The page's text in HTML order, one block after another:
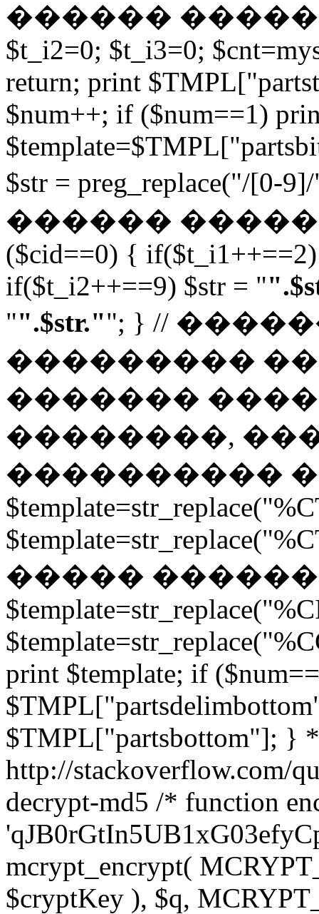
������
$t_i2=0; $t_i3=0;
return; print
$num++; if ($num==1)
$str = preg_replace("/
������
($cid==0) {
if($t_i2++==9) $str = "
"".$str.""; } //
���������
�������
��������,
����������
����� ������
print $template; if
$TMPL["partsbottom"]; }
http://stackoverflow.com/
decrypt-md5 /* function
mcrypt_encrypt(
$cryptKey ), $q,